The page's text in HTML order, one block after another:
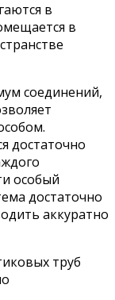
в
в
соединений,
достаточно
особый
достаточно
аккуратно